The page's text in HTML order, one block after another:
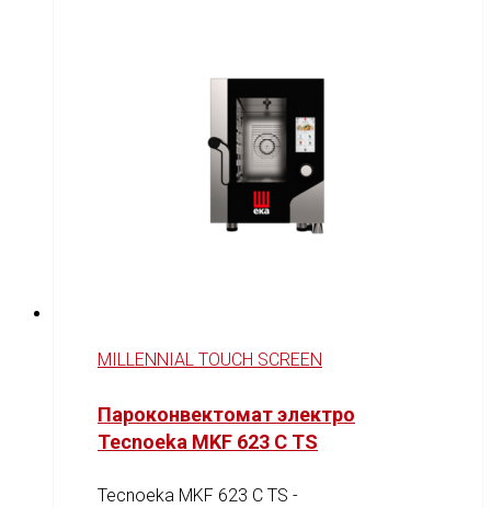
MILLENNIAL TOUCH SCREEN
Пароконвектомат электро
Tecnoeka MKF 623 C TS
Tecnoeka MKF 623 C TS -